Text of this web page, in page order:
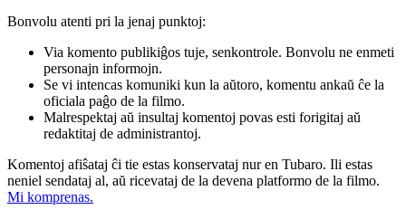
Bonvolu atenti pri la jenaj punktoj:
Via komento publikiĝos tuje, senkontrole. Bonvolu ne enmeti
personajn informojn.
Se vi intencas komuniki kun la aŭtoro, komentu ankaŭ ĉe la
oficiala paĝo de la filmo.
Malrespektaj aŭ insultaj komentoj povas esti forigitaj aŭ
redaktitaj de administrantoj.
Komentoj afiŝataj ĉi tie estas konservataj nur en Tubaro. Ili estas
neniel sendataj al, aŭ ricevataj de la devena platformo de la filmo.
Mi komprenas.